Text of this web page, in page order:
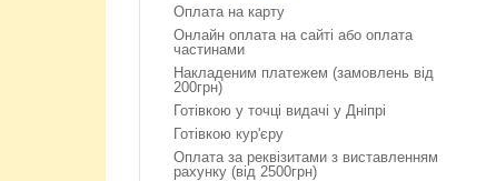
Оплата на карту
Онлайн оплата на сайтi або оплата
частинами
Накладеним платежем (замовлень від
200грн)
Готівкою у точці видачі у Дніпрі
Готівкою кур'єру
Оплата за реквізитами з виставленням
рахунку (від 2500грн)